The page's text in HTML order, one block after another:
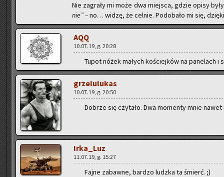
Nie za­gra­ły mi może dwa miej­sca, gdzie opisy
nie” –no… widzę, że cel­nie. Po­do­ba­ło mi się,
AQQ
10.07.19, g. 20:28
Tupot nóżek ma­łych ko­ściej­ków na pa­ne­lach
grze­lu­lu­kas
10.07.19, g. 20:50
Do­brze się czy­ta­ło. Dwa mo­men­ty mnie
Ir­ka­_Luz
11.07.19, g. 15:27
Fajne za­baw­ne, bar­dzo ludz­ka ta śmierć. ;)